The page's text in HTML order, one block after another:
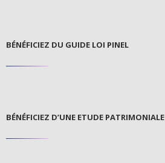
BÉNÉFICIEZ DU GUIDE LOI PINEL
BÉNÉFICIEZ D’UNE ETUDE PATRIMONIALE